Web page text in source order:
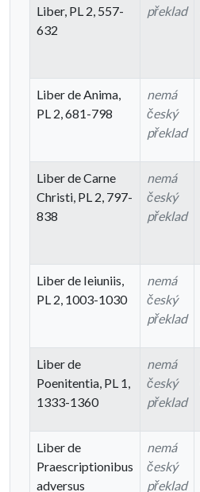
Liber, PL 2, 557-
632
překlad
Liber de Anima,
PL 2, 681-798
nemá
český
překlad
Liber de Carne
Christi, PL 2, 797-
838
nemá
český
překlad
Liber de Ieiuniis,
PL 2, 1003-1030
nemá
český
překlad
Liber de
Poenitentia, PL 1,
1333-1360
nemá
český
překlad
Liber de
Praescriptionibus
adversus
nemá
český
překlad